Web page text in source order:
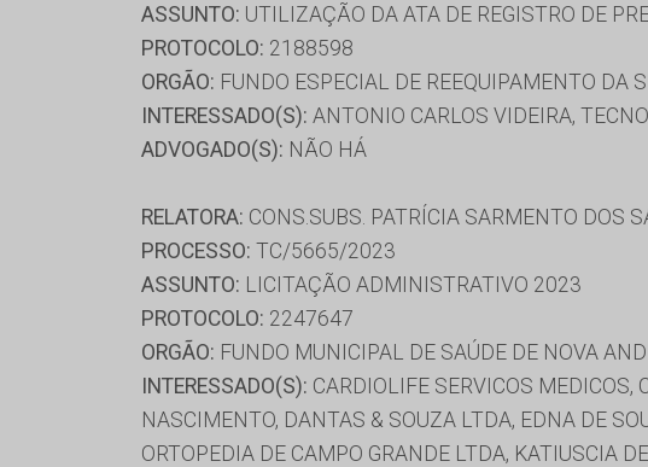
ASSUNTO: UTILIZAÇÃO DA ATA DE REGISTRO DE
PROTOCOLO: 2188598
ORGÃO: FUNDO ESPECIAL DE REEQUIPAMENTO DA
INTERESSADO(S): ANTONIO CARLOS VIDEIRA,
ADVOGADO(S): NÃO HÁ
RELATORA: CONS.SUBS. PATRÍCIA SARMENTO DOS
PROCESSO: TC/5665/2023
ASSUNTO: LICITAÇÃO ADMINISTRATIVO 2023
PROTOCOLO: 2247647
ORGÃO: FUNDO MUNICIPAL DE SAÚDE DE NOVA
INTERESSADO(S): CARDIOLIFE SERVICOS MEDICOS,
NASCIMENTO, DANTAS & SOUZA LTDA, EDNA DE
ORTOPEDIA DE CAMPO GRANDE LTDA, KATIUSCIA